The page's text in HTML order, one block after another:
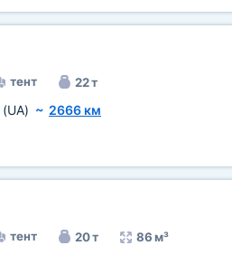
тент 22 т
(UA) ~ 2666 км
тент 20 т 86 м³